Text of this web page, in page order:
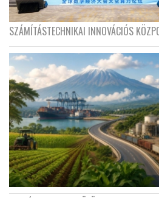
SZÁMÍTÁSTECHNIKAI INNOVÁCIÓS